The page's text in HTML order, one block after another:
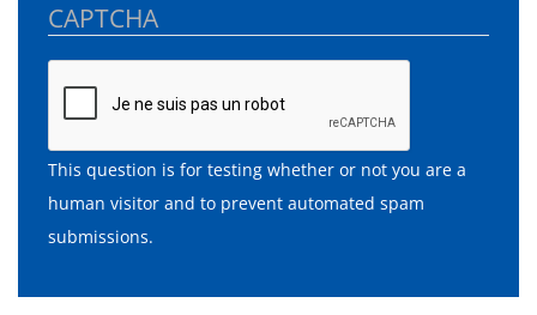
CAPTCHA
This question is for testing whether or not you are a
human visitor and to prevent automated spam
submissions.